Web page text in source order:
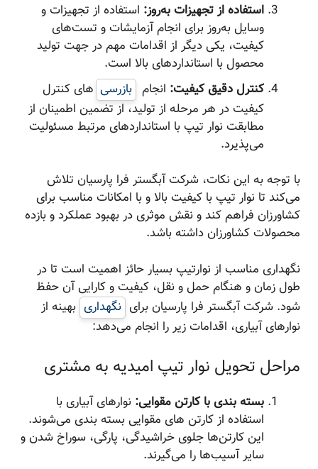
استفاده از تجهیزات به‌روز:استفاده از تجهیزات و
وسایل به‌روز برای انجام آزمایشات و تست‌های
کیفیت، یکی دیگر از اقدامات مهم در جهت تولید
محصول با استانداردهای بالا است.
کنترل دقیق کیفیت:انجام بازرسی‌ های کنترل
کیفیت در هر مرحله از تولید، از تضمین اطمینان از
مطابقت نوار تیپ با استانداردهای مرتبط مسئولیت
می‌پذیرد.
با توجه به این نکات، شرکت آبگستر فرا پارسیان تلاش
می‌کند تا نوار تیپ با کیفیت بالا و با امکانات مناسب برای
کشاورزان فراهم کند و نقش موثری در بهبود عملکرد و بازده
محصولات کشاورزان داشته باشد.
نگهداری مناسب از نوارتیپ بسیار حائز اهمیت است تا در
طول زمان و هنگام حمل و نقل، کیفیت و کارایی آن حفظ
شود. شرکت آبگستر فرا پارسیان برای نگهداری بهینه از
نوارهای آبیاری، اقدامات زیر را انجام می‌دهد:
مراحل تحویل نوار تیپ امیدیه به مشتری
بسته بندی با کارتن مقوایی:نوارهای آبیاری با
استفاده از کارتن های مقوایی بسته بندی می‌شوند.
این کارتن‌ها جلوی خراشیدگی، پارگی، سوراخ شدن و
سایر آسیب‌ها را می‌گیرند.